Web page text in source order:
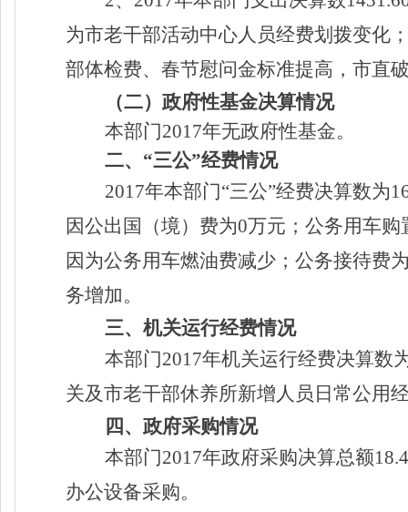
为市老干部活动中心人员经费划拨变化
部体检费、春节慰问金标准提高，市直
（二）政府性基金决算情况
本部门2017年无政府性基金。
二、 “三公”经费情况
2017年本部门“三公”经费决算数为
因公出国（境）费为0万元；公务用车
因为公务用车燃油费减少；公务接待费
务增加。
三、机关运行经费情况
本部门2017年机关运行经费决算数
关及市老干部休养所新增人员日常公用
四、政府采购情况
本部门2017年政府采购决算总额
办公设备采购。